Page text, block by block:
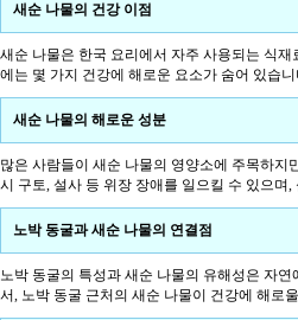
새순 나물의 건강 이점
새순 나물은 한국 요리에서 자주 사용되는 식
에는 몇 가지 건강에 해로운 요소가 숨어 있습니
새순 나물의 해로운 성분
많은 사람들이 새순 나물의 영양소에 주목하지
시 구토, 설사 등 위장 장애를 일으킬 수 있으며
노박 동굴과 새순 나물의 연결점
노박 동굴의 특성과 새순 나물의 유해성은 자
서, 노박 동굴 근처의 새순 나물이 건강에 해로